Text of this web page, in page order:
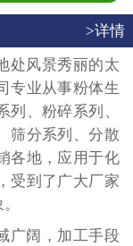
>详情
处风景秀丽的太
专业从事粉体生
、粉碎系列、
筛分系列、分散
各地，应用于化
受到了广大厂家
广阔，加工手段